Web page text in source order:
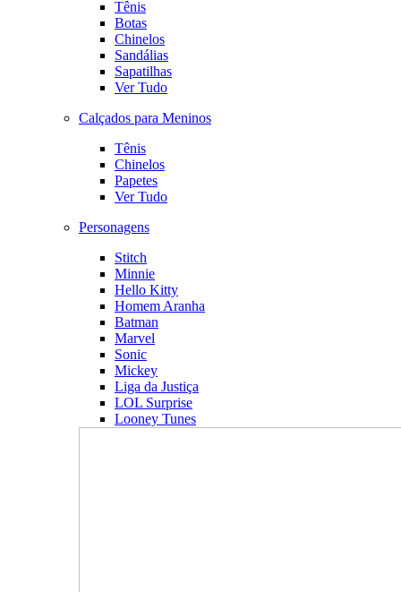
Tênis
Botas
Chinelos
Sandálias
Sapatilhas
Ver Tudo
Calçados para Meninos
Tênis
Chinelos
Papetes
Ver Tudo
Personagens
Stitch
Minnie
Hello Kitty
Homem Aranha
Batman
Marvel
Sonic
Mickey
Liga da Justiça
LOL Surprise
Looney Tunes